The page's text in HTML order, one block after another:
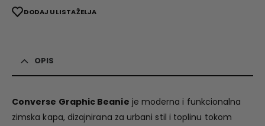
DODAJ U LISTA ŽELJA
OPIS
Converse Graphic Beanie je moderna i funkcionalna
zimska kapa, dizajnirana za urbani stil i toplinu tokom